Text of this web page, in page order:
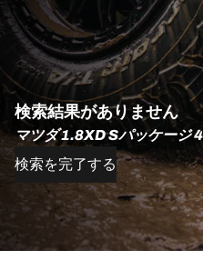
検索結果がありません
マツダ 1.8XD Sパッケージ
検索を完了する